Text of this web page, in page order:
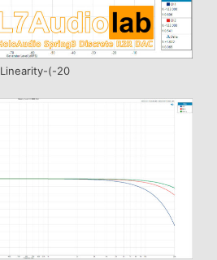
Linearity-(-20